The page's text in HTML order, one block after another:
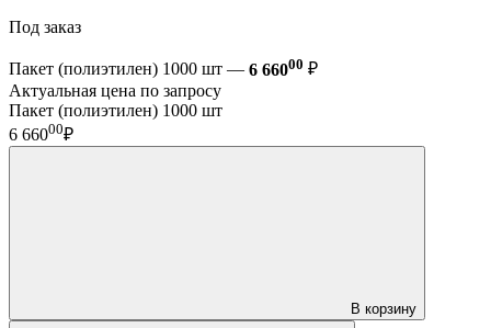
Под заказ
Пакет (полиэтилен) 1000 шт — 6 66000 ₽
Актуальная цена по запросу
Пакет (полиэтилен) 1000 шт
6 66000₽
В корзину